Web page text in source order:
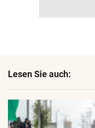
Lesen Sie auch: